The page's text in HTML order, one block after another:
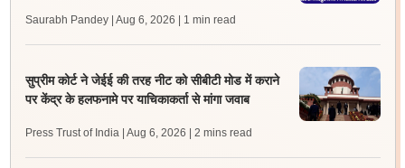
Saurabh Pandey | Aug 6, 2026 | 1 min read
सुप्रीम कोर्ट ने जेईई की तरह नीट को सीबीटी मोड में कराने
पर केंद्र के हलफनामे पर याचिकाकर्ता से मांगा जवाब
Press Trust of India | Aug 6, 2026 | 2 mins read